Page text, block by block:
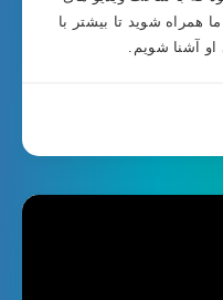
شوید تا بیشتر با
آشنا شویم.